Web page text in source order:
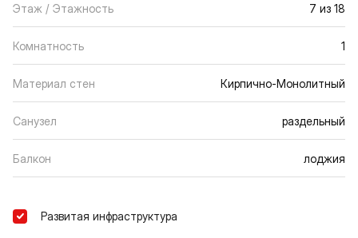
Этаж / Этажность 7 из 18
Комнатность 1
Материал стен Кирпично-Монолитный
Санузел раздельный
Балкон лоджия
Развитая инфраструктура